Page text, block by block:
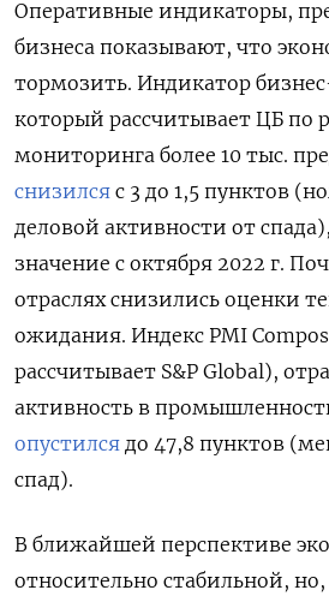
Оперативные индикаторы,
бизнеса показывают, что
тормозить. Индикатор
который рассчитывает ЦБ по
мониторинга более 10 тыс.
снизился с 3 до 1,5 пунктов
деловой активности от
значение с октября 2022 г.
отраслях снизились оценки
ожидания. Индекс PMI
рассчитывает S&P Global),
активность в
опустился до 47,8 пунктов
спад).
В ближайшей перспективе
относительно стабильной,